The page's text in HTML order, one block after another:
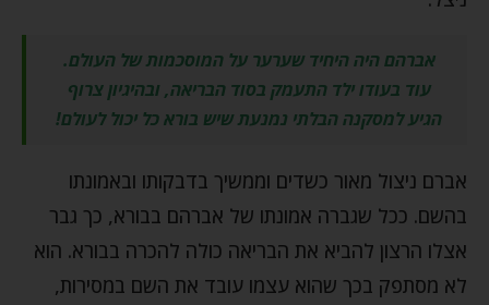
אברהם היה היחיד שערער על המוסכמות של העולם.
עוד בעודו ילד התעמק בסוד הבריאה, ובהיגיון צרוף
הגיע למסקנה הבלתי נמנעת שיש בורא כל יכול לעולם!
אברם ניצול מאור כשדים וממשיך בדבקותו ובאמונתו
בהשם. ככל שגברה אמונתו של אברהם בבורא, כך גבר
אצלו הרצון להביא את הבריאה כולה להכרה בבורא. הוא
לא מסתפק בכך שהוא עצמו עובד את השם במסירות,